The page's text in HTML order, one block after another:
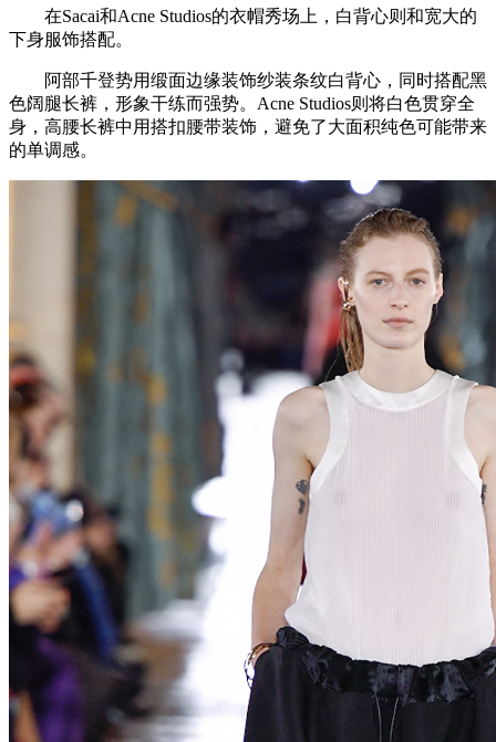
在Sacai和Acne Studios的衣帽秀场上，白背心则和宽大的
下身服饰搭配。
阿部千登势用缎面边缘装饰纱装条纹白背心，同时搭配黑
色阔腿长裤，形象干练而强势。Acne Studios则将白色贯穿全
身，高腰长裤中用搭扣腰带装饰，避免了大面积纯色可能带来
的单调感。